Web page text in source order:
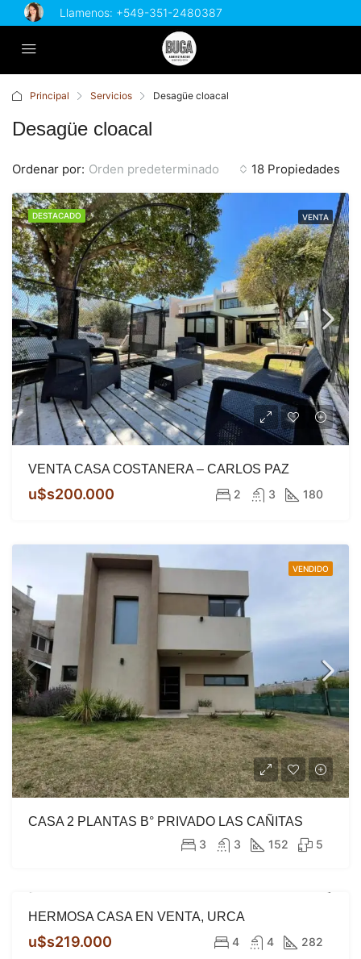
Llamenos: +549-351-2480387
Principal Servicios Desagüe cloacal
Desagüe cloacal
18 Propiedades
Ordenar por: Orden predeterminado
DESTACADO VENTA
VENTA CASA COSTANERA – CARLOS PAZ
u$s200.000 2 3 180
VENDIDO
CASA 2 PLANTAS B° PRIVADO LAS CAÑITAS
3
3 152 5
DESTACADO
HERMOSA CASA EN VENTA, URCA
u$s219.000 4 4 282